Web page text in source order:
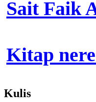
Sait Faik
Kitap
Kulis